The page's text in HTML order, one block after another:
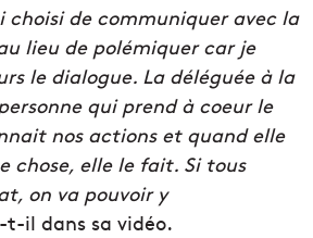
choisi de communiquer avec la
lieu de polémiquer car je
le dialogue. La déléguée à la
qui prend à coeur le
nos actions et quand elle
chose, elle le fait. Si tous
on va pouvoir y
t-il dans sa vidéo.